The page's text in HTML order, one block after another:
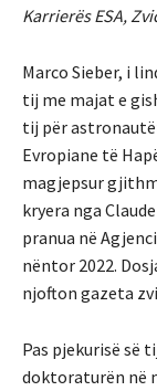
Karrierës ESA,
Marco Sieber, i
tij me majat e
tij për
Evropiane të
magjepsur
kryera nga
pranua në
nëntor 2022.
njofton gazeta
Pas pjekurisë së
doktoraturën në